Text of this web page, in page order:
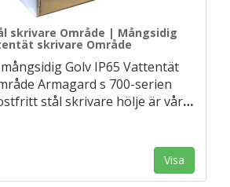
skrivare Område | Mångsidig
skrivare Område
Golv IP65 Vattentät
Armagard s 700-serien
stål skrivare hölje är vår…
Visa